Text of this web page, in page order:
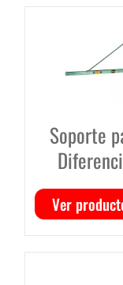
Soporte
Ver